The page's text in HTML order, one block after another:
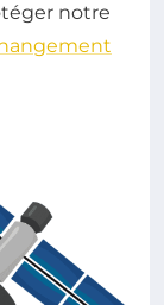
notre